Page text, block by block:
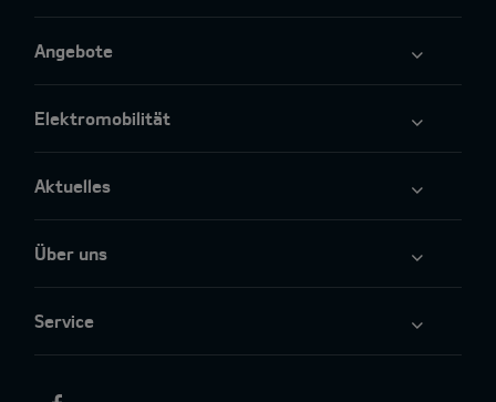
Angebote
Elektromobilität
Aktuelles
Über uns
Service